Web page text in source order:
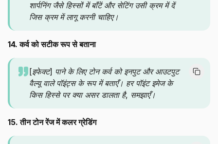
शार्पनिंग जैसे हिस्सों में बाँटें और सेटिंग उसी क्रम में दें
जिस क्रम में लागू करनी चाहिए।
14. कर्व को सटीक रूप से बताना
[इफेक्ट] पाने के लिए टोन कर्व को इनपुट और आउटपुट
वैल्यू वाले पॉइंट्स के रूप में बताएँ। हर पॉइंट इमेज के
किस हिस्से पर क्या असर डालता है, समझाएँ।
15. तीन टोन रेंज में कलर ग्रेडिंग